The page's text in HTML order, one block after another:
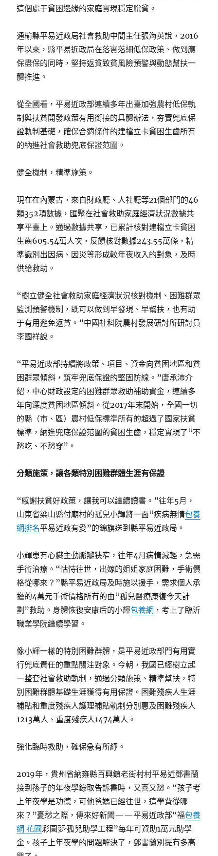
這個處于貧困邊緣的家庭實現穩定脫貧。
通榆縣平易近政局社會救助中間主任張海英說，2016
年以來，縣平易近政局在落實落細低保政策、做到應
保盡保的同時，堅持返貧致貧風險預警與動態幫扶一
體推進。
從全國看，平易近政部連續多年出臺加強農村低保軌
制與扶貧開發政策有用銜接的具體辦法，夯實兜底保
證軌制基礎，確保合適條件的建檔立卡貧困生齒所有
的納進社會救助兜底保證范圍。
健全機制，精準施策。
現在在內蒙古，來自財政廳、人社廳等21個部門的46
類352項數據，匯聚在社會救助家庭經濟狀況數據共
享平臺上。通過數據共享，已累計核對建檔立卡貧困
生齒605.54萬人次，反饋核對數據243.55萬條，精
準識別出因病、因災等形成較年夜收入的對象，及時
供給救助。
“樹立健全社會救助家庭經濟狀況核對機制、困難群眾
監測預警機制，既可以做到早發現、早幫扶，也有助
于有用避免返貧。”中國社科院農村發展研討所研討員
李國祥說。
“平易近政部持續將政策、項目、資金向貧困地區和貧
困群眾傾斜，筑牢兜底保證的堅固防線。”唐承沛介
紹，中心財政設定的困難群眾救助補助資金，連續多
年向深度貧困地區傾斜。從2017年末開始，全國一切
的縣（市、區）農村低保標準所有的超過了國家扶貧
標準，納進兜底保證范圍的貧困生齒，穩定實現了“不
愁吃、不愁穿”。
分類施策，讓各類特別困難群體生涯有保證
“感謝扶貧好政策，讓我可以繼續讀書。”往年5月，
山東省梁山縣付廟村的孤兒小輝將一面“疾病無情包養
網排名平易近政有愛”的錦旗送到縣平易近政局。
小輝患有心臟主動脈瓣狹窄，往年4月病情減輕，急需
手術治療。“怙恃往世，出嫁的姐姐家庭困難，手術價
格從哪來？”縣平易近政局及時施以援手，需求個人承
擔的4萬元手術價格所有的由“孤兒醫療康復今天計
劃”救助。身體恢復安康后的小輝包養網 ，考上了臨沂
職業學院繼續學習。
像小輝一樣的特別困難群體，是平易近政部門有用實
行兜底責任的重點關注對象。今朝，我國已經樹立起
一整套社會救助軌制，通過分類施策、精準幫扶，特
別困難群體基礎生涯獲得有用保證。困難殘疾人生涯
補貼和重度殘疾人護理補貼軌制分別惠及困難殘疾人
1213萬人、重度殘疾人1474萬人。
強化臨時救助，確保急有所紓。
2019年，貴州省納雍縣百興鎮老街村村平易近鄧書蘭
接到孫子的年夜學錄取告訴書時，又喜又愁。“孩子考
上年夜學是功德，可他爸媽已經往世，這學費從哪
來？”憂愁之際，傳來好新聞——平易近政部“福包養
網 花圃彩圓夢·孤兒助學工程”每年可資助1萬元助學
金。孩子上年夜學的問題解決了，鄧書蘭別提有多高